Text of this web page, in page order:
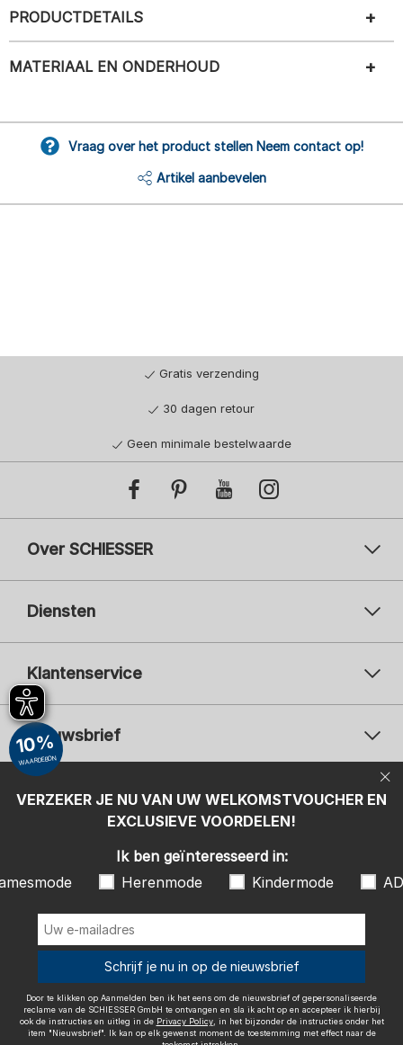
PRODUCTDETAILS
MATERIAAL EN ONDERHOUD
Vraag over het product stellen Neem contact op!
Artikel aanbevelen
Gratis verzending
30 dagen retour
Geen minimale bestelwaarde
Over SCHIESSER
Diensten
Klantenservice
Nieuwsbrief
Uw
Uw e-mailadres
Aanmelden
Herenmode
ADIDAS
Door te klikken op Aanmelden ben ik het eens om de nieuwsbrief of
gepersonaliseerde reclame van de SCHIESSER GmbH te ontvangen en
sla ik acht op en accepteer ik hierbij ook de instructies en uitleg in de
, in het bijzonder de instructies onder het item
effect naar de toekomst intrekken.
Betaalwijzen
Wij bezorgen met
VERZEKER JE NU VAN UW WELKOMSTVOUCHER EN
EXCLUSIEVE VOORDELEN!
10%
WAARDEBON
Ik ben geïnteresseerd in:
Herenmode Kindermode
Schrijf je nu in op de nieuwsbrief
Door te klikken op Aanmelden ben ik het eens om de nieuwsbrief of gepersonaliseerde
reclame van de SCHIESSER GmbH te ontvangen en sla ik acht op en accepteer ik hierbij
ook de instructies en uitleg in de Privacy Policy, in het bijzonder de instructies onder het
item "Nieuwsbrief". Ik kan op elk gewenst moment de toestemming met effect naar de